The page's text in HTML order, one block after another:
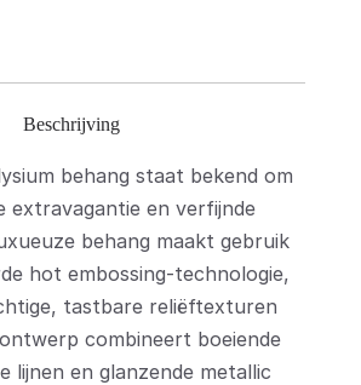
Beschrijving
behang staat bekend om
extravagantie en verfijnde
behang maakt gebruik
hot embossing-technologie,
tastbare reliëftexturen
combineert boeiende
lijnen en glanzende metallic